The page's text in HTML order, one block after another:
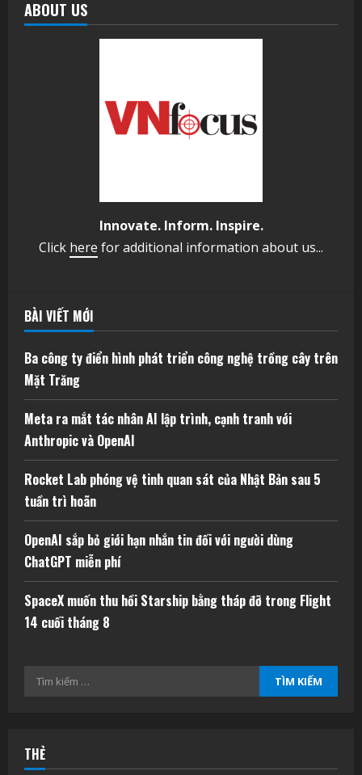
ABOUT US
Innovate. Inform. Inspire.
Click here for additional information about us...
BÀI VIẾT MỚI
Ba công ty điển hình phát triển công nghệ trồng cây trên
Mặt Trăng
Meta ra mắt tác nhân AI lập trình, cạnh tranh với
Anthropic và OpenAI
Rocket Lab phóng vệ tinh quan sát của Nhật Bản sau 5
tuần trì hoãn
OpenAI sắp bỏ giới hạn nhắn tin đối với người dùng
ChatGPT miễn phí
SpaceX muốn thu hồi Starship bằng tháp đỡ trong Flight
14 cuối tháng 8
Tìm
THẺ